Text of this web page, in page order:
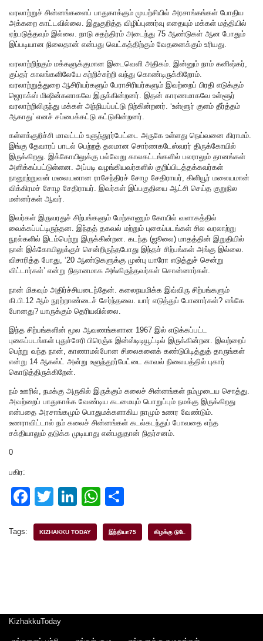
வரலாற்றுச் சின்னங்களைப் பாதுகாக்கும் முயற்சியில் அரசாங்கங்கள் போதிய
அக்கறை காட்டவில்லை. இதுகுறித்த விழிப்புணர்வு எதையும் மக்கள் மத்தியில்
ஏற்படுத்தவும் இல்லை. நாடு சுதந்திரம் அடைந்து 75 ஆண்டுகள் ஆன போதும்
இப்படியான நிலைதான் என்பது வெட்கத்திற்கும் வேதனைக்கும் உரியது.
வரலாற்றிற்கும் மக்களுக்குமான இடைவெளி அதிகம். இன்னும் நாம் கனிஷ்கர்,
குப்தர் காலங்களிலேயே சுற்றிச்சுற்றி வந்து கொண்டிருக்கிறோம்.
வரலாற்றுத்துறை ஆசிரியர்களும் பேராசிரியர்களும் இவற்றைப் பிரதி எடுக்கும்
ஜெராக்ஸ் மிஷின்களாகவே இருக்கின்றனர். இதன் காரணமாகவே உள்ளூர்
வரலாற்றிலிருந்து மக்கள் அந்நியப்பட்டு நிற்கின்றனர். ‘உள்ளூர் குளம் தீர்த்தம்
ஆகாது’ எனச் சப்பைக்கட்டு கட்டுகின்றனர்.
கள்ளக்குறிச்சி மாவட்டம் உளுந்தூர்பேட்டை அருகே உள்ளது நெய்வனை கிராமம்.
இங்கு தேவாரப் பாடல் பெற்றத் தலமான சொர்ணகடேஸ்வரர் திருக்கோயில்
இருக்கிறது. இக்கோயிலுக்கு பல்வேறு காலகட்டங்களில் பலராலும் தானங்கள்
அளிக்கப்பட்டுள்ளன. அப்படி வழங்கியவர்களில் குறிப்பிடத்தக்கவர்கள்
நானூற்றுவன் மலையனான ராசேந்திரச் சோழ சேதிராயர், கிளியூர் மலையமான்
விக்கிரமச் சோழ சேதிராயர். இவர்கள் இப்பகுதியை ஆட்சி செய்த குறுநில
மன்னர்கள் ஆவர்.
இவர்கள் இருவரதுச் சிற்பங்களும் மேற்காணும் கோயில் வளாகத்தில்
வைக்கப்பட்டிருந்தன. இந்தத் தகவல் மற்றும் புகைப்படங்கள் சில வரலாற்று
நூல்களில் இடம்பெற்று இருக்கின்றன. கடந்த (ஜூலை) மாதத்தின் இறுதியில்
நான் இக்கோயிலுக்குச் சென்றிருந்தபோது இந்தச் சிற்பங்கள் அங்கு இல்லை.
விசாரித்த போது, ‘20 ஆண்டுகளுக்கு முன்பு யாரோ எடுத்துச் சென்று
விட்டார்கள்’ என்று நிதானமாக அங்கிருந்தவர்கள் சொன்னார்கள்.
நான் மிகவும் அதிர்ச்சியடைந்தேன். கலைநயமிக்க இவ்விரு சிற்பங்களும்
கி.பி.12 ஆம் நூற்றாண்டைச் சேர்ந்தவை. யார் எடுத்துப் போனார்கள்? எங்கே
போனது? யாருக்கும் தெரியவில்லை.
இந்த சிற்பங்களின் மூல ஆவணங்களான 1967 இல் எடுக்கப்பட்ட
புகைப்படங்கள் புதுச்சேரி பிரெஞ்சு இன்ஸ்டிடியூட்டில் இருக்கின்றன. இவற்றைப்
பெற்று வந்த நான், காணாமல்போன சிலைகளைக் கண்டுபிடித்துத் தாருங்கள்
என்று 14 ஆகஸ்ட் அன்று உளுந்தூர்பேட்டை காவல் நிலையத்தில் புகார்
கொடுத்திருக்கிறேன்.
நம் ஊரில், நமக்கு அருகில் இருக்கும் கலைச் சின்னங்கள் நம்முடைய சொத்து.
அவற்றைப் பாதுகாக்க வேண்டிய கடமையும் பொறுப்பும் நமக்கு இருக்கிறது
என்பதை அரசாங்கமும் பொதுமக்களாகிய நாமும் உணர வேண்டும்.
உணராவிட்டால் நம் கலைச் சின்னங்கள் கடல்கடந்துப் போவதை எந்த
சக்தியாலும் தடுக்க முடியாது என்பதுதான் நிதர்சனம்.
0
பகிர:
F
c
o
k
T
tt
Li
k
W
at
p
ar
Tags: KIZHAKKU TODAY இந்தியா75 கிழக்கு டுடே
KizhakkuToday